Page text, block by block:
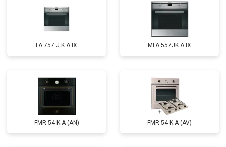
FA 757 J K.A IX MFA 557JK.A IX
FMR 54 K.A (AN) FMR 54 K.A (AV)